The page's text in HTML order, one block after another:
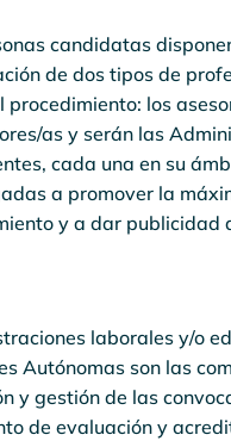
candidatas
de dos tipos de
procedimiento: los
as y serán las
cada una en su
a promover la
y a dar publicidad
laborales y/o
Autónomas son las
y gestión de las
de evaluación y